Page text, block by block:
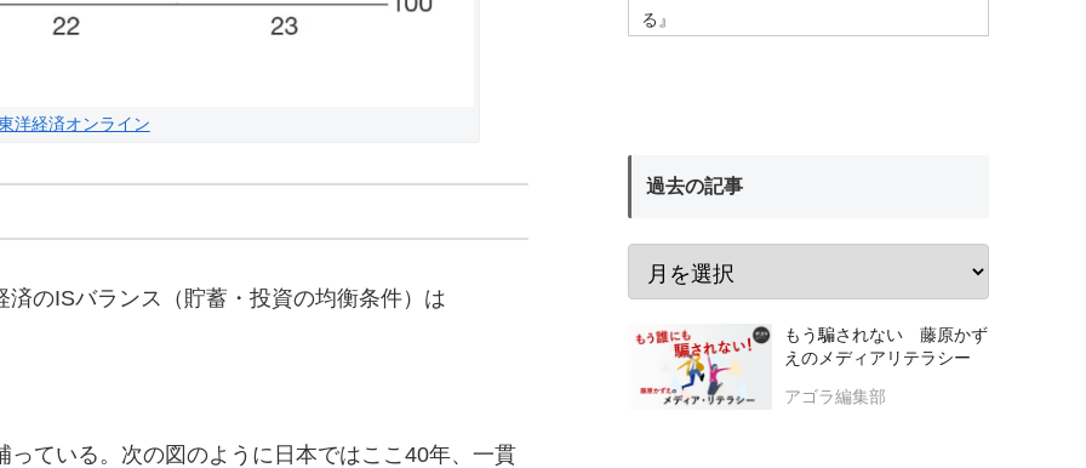
洋経済オンライン
済のISバランス（貯蓄・投資の均衡条件）は
ている。次の図のように日本ではここ40年、一貫
る』
過去の記事
もう騙されない 藤原かず
えのメディアリテラシー
アゴラ編集部